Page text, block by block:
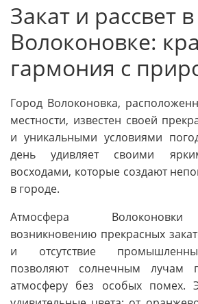
Закат и рассвет в
Волоконовке:
гармония с
Город Волоконовка,
местности, известен своей
и уникальными условиями
день удивляет своими
восходами, которые создают
в городе.
Атмосфера Волоконовки
возникновению прекрасных
и отсутствие
позволяют солнечным лучам
атмосферу без особых помех.